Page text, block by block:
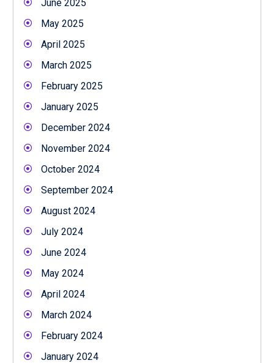
June 2025
May 2025
April 2025
March 2025
February 2025
January 2025
December 2024
November 2024
October 2024
September 2024
August 2024
July 2024
June 2024
May 2024
April 2024
March 2024
February 2024
January 2024